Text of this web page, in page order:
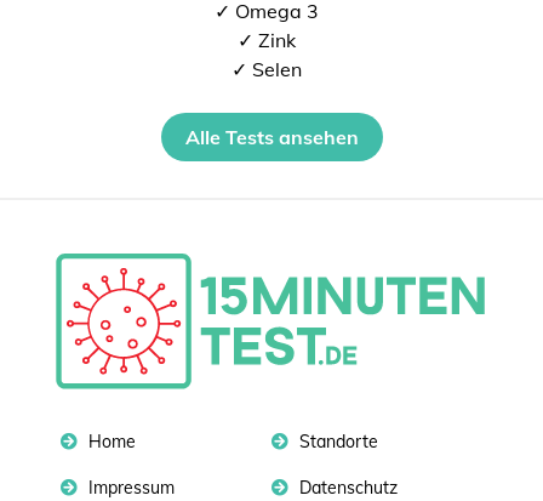
✓ Omega 3
✓ Zink
✓ Selen
Alle Tests ansehen
Home Standorte
Impressum Datenschutz